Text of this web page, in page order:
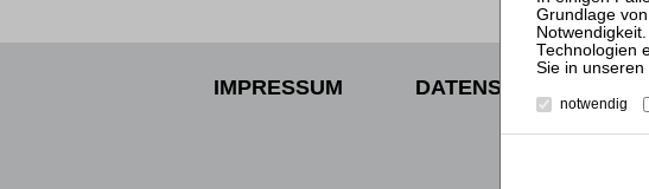
IMPRESSUM DATENSCHUTZ
notwendig